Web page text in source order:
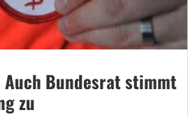
Bundesrat stimmt
zu